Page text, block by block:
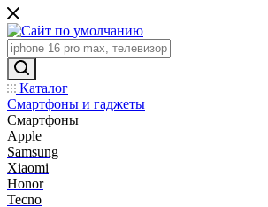
Каталог
Смартфоны и гаджеты
Смартфоны
Apple
Samsung
Xiaomi
Honor
Tecno